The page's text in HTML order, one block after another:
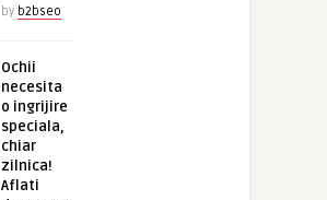
by b2bseo
Ochii
necesita
o ingrijire
speciala,
chiar
zilnica!
Aflati